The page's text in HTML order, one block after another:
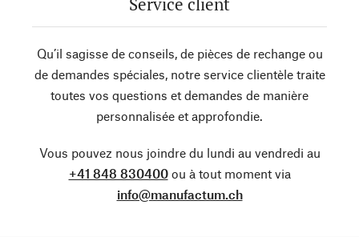
Qu’il sagisse de conseils, de pièces de rechange ou
de demandes spéciales, notre service clientèle traite
toutes vos questions et demandes de manière
personnalisée et approfondie.
Vous pouvez nous joindre du lundi au vendredi au
+41 848 830400ou à tout moment via
info@manufactum.ch